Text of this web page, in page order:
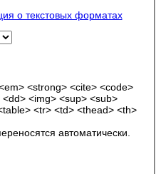
о текстовых форматах
<strong> <cite> <code>
<img> <sup> <sub>
<tr> <td> <thead> <th>
автоматически.